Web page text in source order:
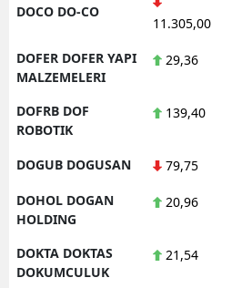
DOCO DO-CO
11.305,00
DOFER DOFER YAPI
MALZEMELERI
29,36
DOFRB DOF
ROBOTIK
139,40
DOGUB DOGUSAN 79,75
DOHOL DOGAN
HOLDING
20,96
DOKTA DOKTAS
DOKUMCULUK
21,54